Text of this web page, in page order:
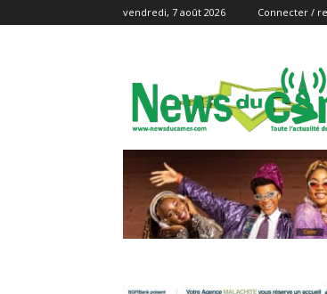
vendredi, 7 août 2026 Connecter /